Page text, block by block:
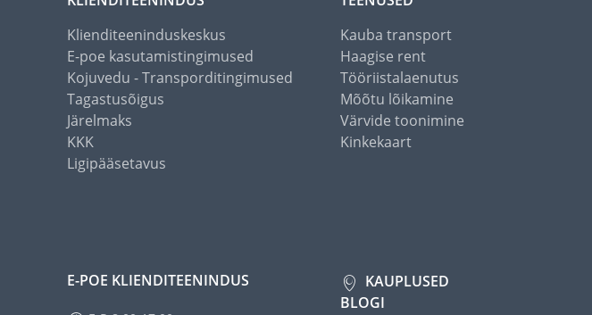
Klienditeeninduskeskus
E-poe kasutamistingimused
Kojuvedu - Transporditingimused
Tagastusõigus
Järelmaks
KKK
Ligipääsetavus
Kauba transport
Haagise rent
Tööriistalaenutus
Mõõtu lõikamine
Värvide toonimine
Kinkekaart
E-POE KLIENDITEENINDUS
KAUPLUSED
BLOGI